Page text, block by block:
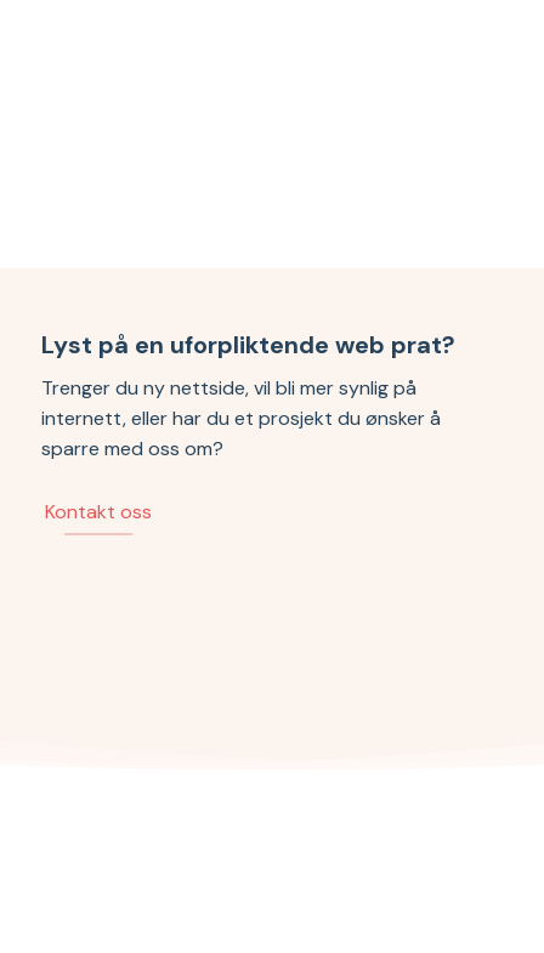
Lyst på en uforpliktende web prat?
Trenger du ny nettside, vil bli mer synlig på
internett, eller har du et prosjekt du ønsker å
sparre med oss om?
Kontakt oss